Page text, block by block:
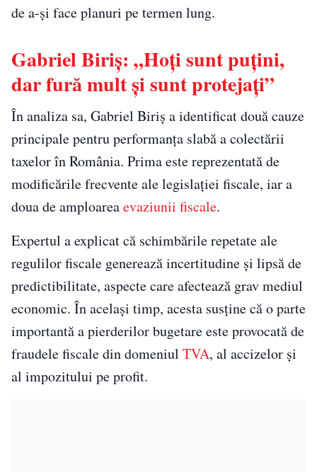
de a-și face planuri pe termen lung.
Gabriel Biriș: „Hoți sunt puțini,
dar fură mult și sunt protejați”
În analiza sa, Gabriel Biriș a identificat două cauze
principale pentru performanța slabă a colectării
taxelor în România. Prima este reprezentată de
modificările frecvente ale legislației fiscale, iar a
doua de amploareaevaziunii fiscale.
Expertul a explicat că schimbările repetate ale
regulilor fiscale generează incertitudine și lipsă de
predictibilitate, aspecte care afectează grav mediul
economic. În același timp, acesta susține că o parte
importantă a pierderilor bugetare este provocată de
fraudele fiscale din domeniul TVA, al accizelor și
al impozitului pe profit.